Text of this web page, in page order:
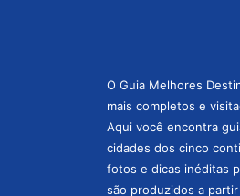
O Guia Melhores
mais completos e
Aqui você encontra
cidades dos cinco
fotos e dicas inéditas
são produzidos a